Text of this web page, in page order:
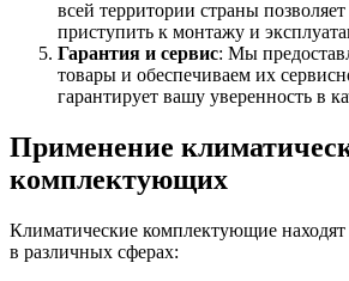
всей территории страны
приступить к монтажу и
Гарантия и сервис: Мы
товары и обеспечиваем их
гарантирует вашу уверенность в
Применение
комплектующих
Климатические комплектующие
в различных сферах: